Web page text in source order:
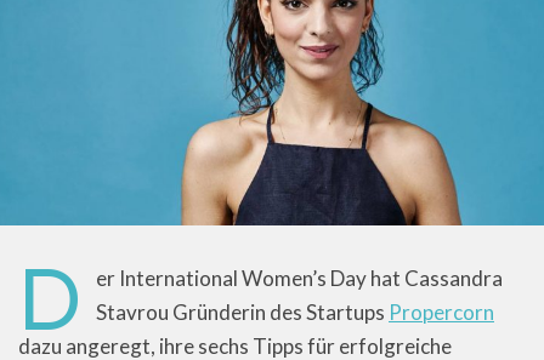
D
er International Women’s Day hat Cassandra
Stavrou Gründerin des Startups Propercorn
dazu angeregt, ihre sechs Tipps für erfolgreiche